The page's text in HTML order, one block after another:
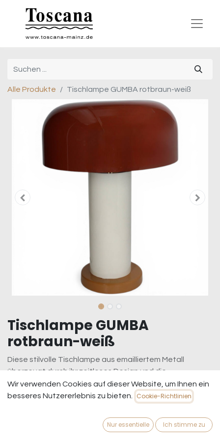
Alle Produkte Tischlampe GUMBA rotbraun-weiß
Tischlampe GUMBA
rotbraun-weiß
Diese stilvolle Tischlampe aus emailliertem Metall
überzeugt durch ihr zeitloses Design und die
hochwertige Verarbeitung. Mit ihrer robusten Bauweise
und der E27-Fassung bietet sie Platz für eine Glühbirne
als dekoratives Highlight auf der Kommode – sie
verbreitet ein warmes, einladendes Licht und fügt sich
Wir verwenden Cookies auf dieser Website, um Ihnen ein
besseres Nutzererlebnis zu bieten.
Cookie-Richtlinien
Nur essentielle Ich stimme zu